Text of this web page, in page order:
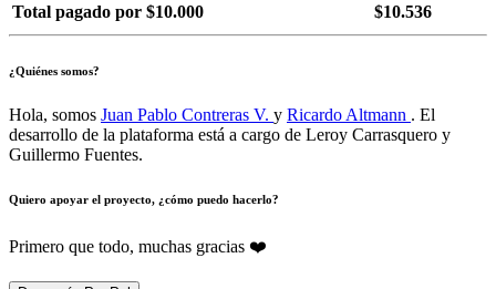
Total pagado por $10.000
$10.536
¿Quiénes somos?
Hola, somos Juan Pablo Contreras V. y Ricardo Altmann . El
desarrollo de la plataforma está a cargo de Leroy Carrasquero y
Guillermo Fuentes.
Quiero apoyar el proyecto, ¿cómo puedo hacerlo?
Primero que todo, muchas gracias ❤️